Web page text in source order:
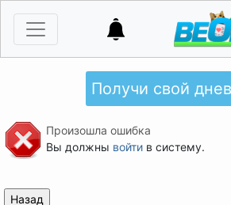
Получи свой
Произошла ошибка
Вы должны войтив систему.